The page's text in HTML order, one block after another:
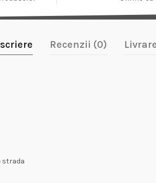
Recenzii (0)
strada